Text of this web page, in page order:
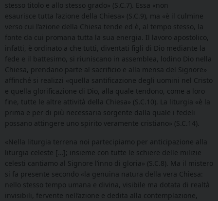
stesso titolo e allo stesso grado» (S.C.7). Essa «non
esaurisce tutta l’azione della Chiesa» (S.C.9), ma «è il culmine
verso cui l’azione della Chiesa tende ed è, al tempo stesso, la
fonte da cui promana tutta la sua energia. Il lavoro apostolico,
infatti, è ordinato a che tutti, diventati figli di Dio mediante la
fede e il battesimo, si riuniscano in assemblea, lodino Dio nella
Chiesa, prendano parte al sacrificio e alla mensa del Signore»
affinché si realizzi «quella santificazione degli uomini nel Cristo
e quella glorificazione di Dio, alla quale tendono, come a loro
fine, tutte le altre attività della Chiesa» (S.C.10). La liturgia «è la
prima e per di più necessaria sorgente dalla quale i fedeli
possano attingere uno spirito veramente cristiano» (S.C.14).
«Nella liturgia terrena noi partecipiamo per anticipazione alla
liturgia celeste […]; insieme con tutte le schiere delle milizie
celesti cantiamo al Signore l’inno di gloria» (S.C.8). Ma il mistero
si fa presente secondo «la genuina natura della vera Chiesa:
nello stesso tempo umana e divina, visibile ma dotata di realtà
invisibili, fervente nell’azione e dedita alla contemplazione,